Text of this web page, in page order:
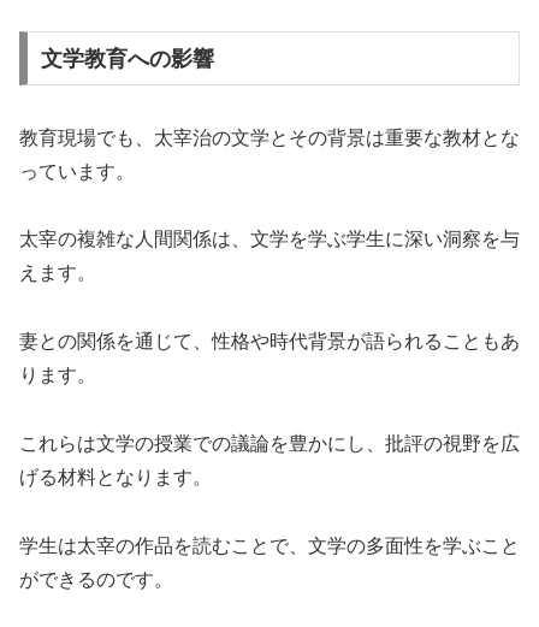
文学教育への影響
教育現場でも、太宰治の文学とその背景は重要な教材とな
っています。
太宰の複雑な人間関係は、文学を学ぶ学生に深い洞察を与
えます。
妻との関係を通じて、性格や時代背景が語られることもあ
ります。
これらは文学の授業での議論を豊かにし、批評の視野を広
げる材料となります。
学生は太宰の作品を読むことで、文学の多面性を学ぶこと
ができるのです。